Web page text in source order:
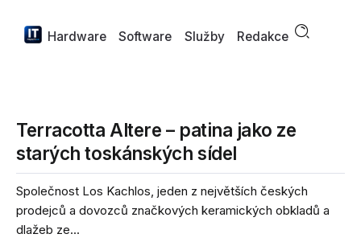
Hardware Software Služby Redakce
Terracotta Altere – patina jako ze
starých toskánských sídel
Společnost Los Kachlos, jeden z největších českých
prodejců a dovozců značkových keramických obkladů a
dlažeb ze...